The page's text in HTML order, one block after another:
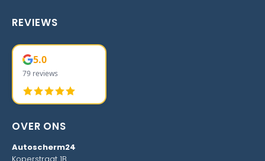
REVIEWS
5.0
79 reviews
OVER ONS
Autoscherm24